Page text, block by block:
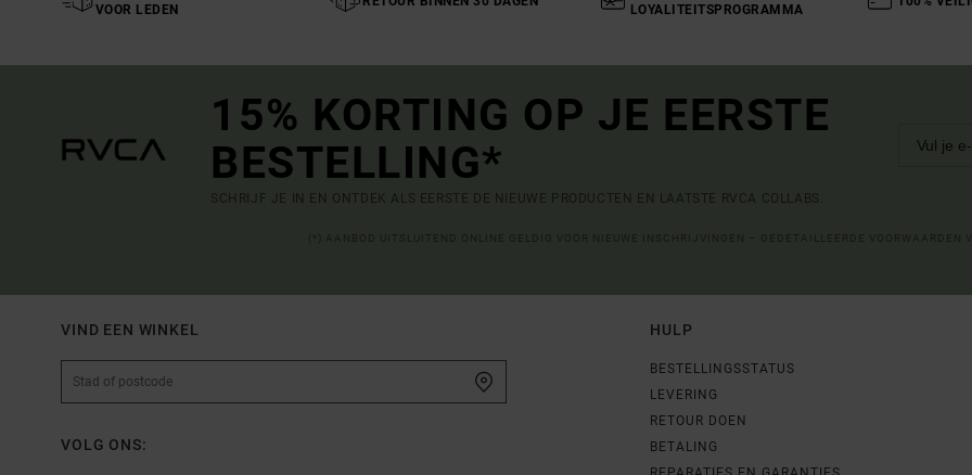
VOOR LEDEN
LOYALITEITSPROGRAMMA
15% KORTING OP JE EERSTE
BESTELLING*
SCHRIJF JE IN EN ONTDEK ALS EERSTE DE NIEUWE PRODUCTEN EN LAATSTE RVCA COLLABS.
VIND EEN WINKEL
VOLG ONS:
HULP
BESTELLINGSSTATUS
LEVERING
RETOUR DOEN
BETALING